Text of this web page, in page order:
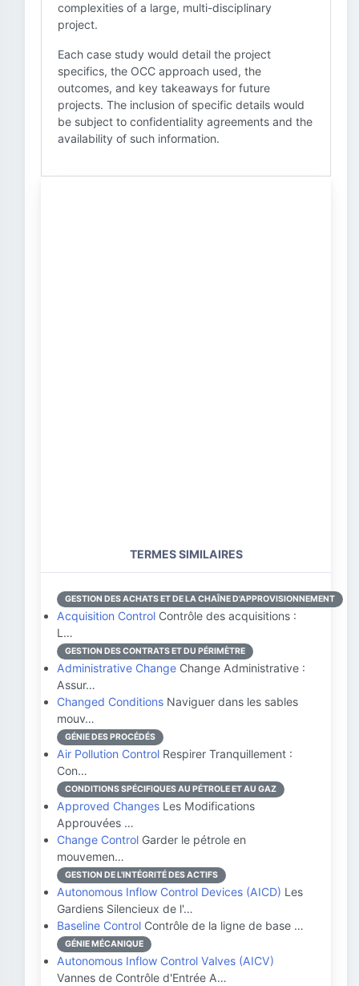
complexities of a large, multi-disciplinary
project.
Each case study would detail the project
specifics, the OCC approach used, the
outcomes, and key takeaways for future
projects. The inclusion of specific details would
be subject to confidentiality agreements and the
availability of such information.
TERMES SIMILAIRES
GESTION DES ACHATS ET DE LA CHAÎNE D'APPROVISIONNEMENT
Acquisition Control Contrôle des acquisitions :
L…
GESTION DES CONTRATS ET DU PÉRIMÈTRE
Administrative Change Change Administrative :
Assur…
Changed Conditions Naviguer dans les sables
mouv…
GÉNIE DES PROCÉDÉS
Air Pollution Control Respirer Tranquillement :
Con…
CONDITIONS SPÉCIFIQUES AU PÉTROLE ET AU GAZ
Approved Changes Les Modifications
Approuvées …
Change Control Garder le pétrole en
mouvemen…
GESTION DE L'INTÉGRITÉ DES ACTIFS
Autonomous Inflow Control Devices (AICD) Les
Gardiens Silencieux de l'…
Baseline Control Contrôle de la ligne de base …
GÉNIE MÉCANIQUE
Autonomous Inflow Control Valves (AICV)
Vannes de Contrôle d'Entrée A…